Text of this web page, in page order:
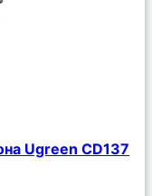
Ugreen CD137